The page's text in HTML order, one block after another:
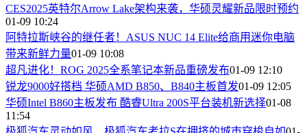
CES2025英特尔Arrow Lake架构来袭，华硕灵耀新品限时预约
01-09 10:24
阿特拉斯峡谷的继任者！ASUS NUC 14 Elite给商用迷你电脑
带来新鲜力量01-09 10:08
超凡进化！ROG 2025全系笔记本新品重磅发布01-09 12:10
锐龙9000好搭档 华硕AMD B850、B840主板首发01-09 12:05
华硕Intel B860主板发布 酷睿Ultra 200S平台装机新选择01-08
11:54